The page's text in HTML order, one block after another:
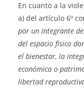
En cuanto a la
a) del artículo 6º
por un integrante
del espacio físico
el bienestar, la
económica o
libertad